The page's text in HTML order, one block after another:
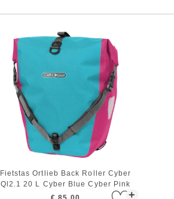
+
Fietstas Ortlieb Back Roller Cyber
Ql2.1 20 L Cyber Blue Cyber Pink